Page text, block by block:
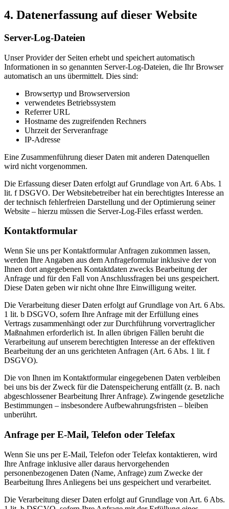
4. Datenerfassung auf dieser Website
Server-Log-Dateien
Unser Provider der Seiten erhebt und speichert automatisch
Informationen in so genannten Server-Log-Dateien, die Ihr Browser
automatisch an uns übermittelt. Dies sind:
Browsertyp und Browserversion
verwendetes Betriebssystem
Referrer URL
Hostname des zugreifenden Rechners
Uhrzeit der Serveranfrage
IP-Adresse
Eine Zusammenführung dieser Daten mit anderen Datenquellen
wird nicht vorgenommen.
Die Erfassung dieser Daten erfolgt auf Grundlage von Art. 6 Abs. 1
lit. f DSGVO. Der Websitebetreiber hat ein berechtigtes Interesse an
der technisch fehlerfreien Darstellung und der Optimierung seiner
Website – hierzu müssen die Server-Log-Files erfasst werden.
Kontaktformular
Wenn Sie uns per Kontaktformular Anfragen zukommen lassen,
werden Ihre Angaben aus dem Anfrageformular inklusive der von
Ihnen dort angegebenen Kontaktdaten zwecks Bearbeitung der
Anfrage und für den Fall von Anschlussfragen bei uns gespeichert.
Diese Daten geben wir nicht ohne Ihre Einwilligung weiter.
Die Verarbeitung dieser Daten erfolgt auf Grundlage von Art. 6 Abs.
1 lit. b DSGVO, sofern Ihre Anfrage mit der Erfüllung eines
Vertrags zusammenhängt oder zur Durchführung vorvertraglicher
Maßnahmen erforderlich ist. In allen übrigen Fällen beruht die
Verarbeitung auf unserem berechtigten Interesse an der effektiven
Bearbeitung der an uns gerichteten Anfragen (Art. 6 Abs. 1 lit. f
DSGVO).
Die von Ihnen im Kontaktformular eingegebenen Daten verbleiben
bei uns bis der Zweck für die Datenspeicherung entfällt (z. B. nach
abgeschlossener Bearbeitung Ihrer Anfrage). Zwingende gesetzliche
Bestimmungen – insbesondere Aufbewahrungsfristen – bleiben
unberührt.
Anfrage per E-Mail, Telefon oder Telefax
Wenn Sie uns per E-Mail, Telefon oder Telefax kontaktieren, wird
Ihre Anfrage inklusive aller daraus hervorgehenden
personenbezogenen Daten (Name, Anfrage) zum Zwecke der
Bearbeitung Ihres Anliegens bei uns gespeichert und verarbeitet.
Die Verarbeitung dieser Daten erfolgt auf Grundlage von Art. 6 Abs.